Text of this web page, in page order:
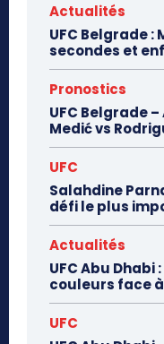
Actualités
UFC Belgrade :
secondes et
Pronostics
UFC Belgrade
Medić vs
UFC
Salahdine
défi le plus
Actualités
UFC Abu
couleurs face
UFC